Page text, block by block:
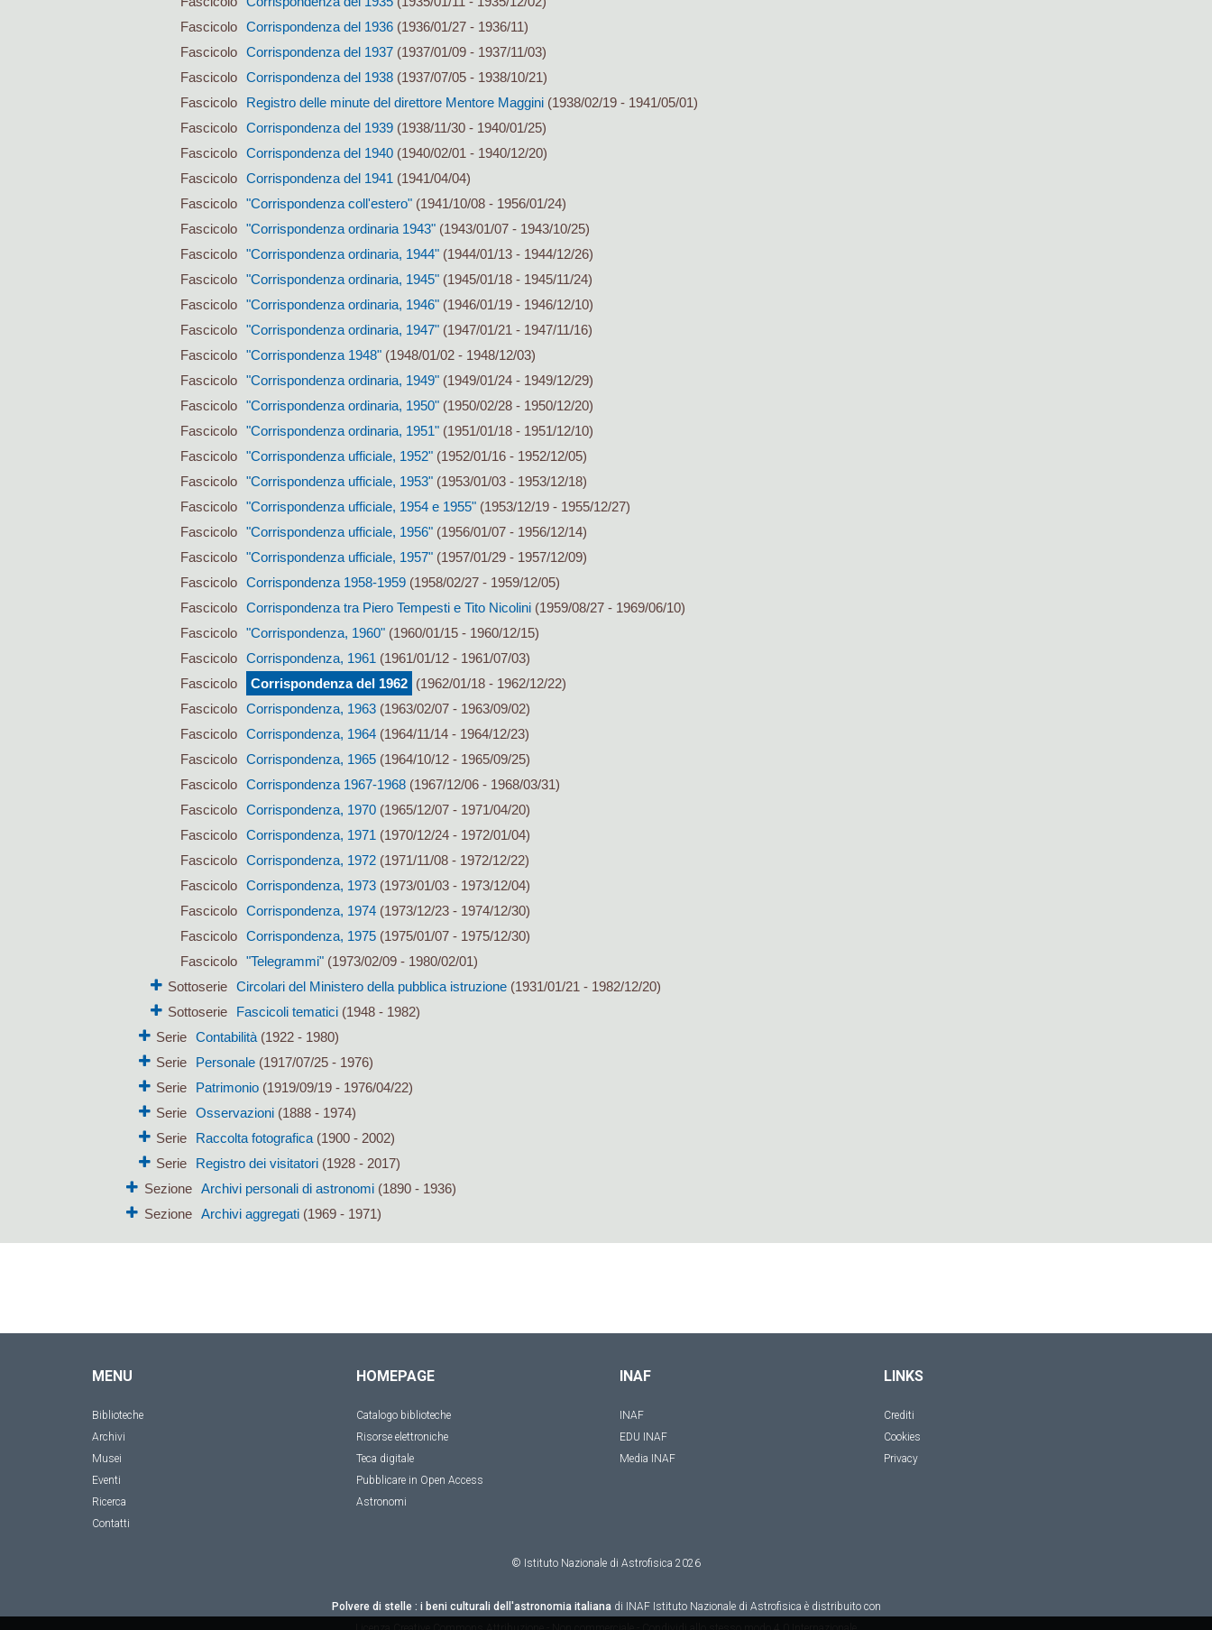
Fascicolo
Corrispondenza del 1936(1936/01/27 - 1936/11)
Fascicolo
Corrispondenza del 1937(1937/01/09 - 1937/11/03)
Fascicolo
Corrispondenza del 1938(1937/07/05 - 1938/10/21)
Fascicolo
Registro delle minute del direttore Mentore Maggini(1938/02/19 - 1941/05/01)
Fascicolo
Corrispondenza del 1939(1938/11/30 - 1940/01/25)
Fascicolo
Corrispondenza del 1940(1940/02/01 - 1940/12/20)
Fascicolo
Corrispondenza del 1941 (1941/04/04)
Fascicolo
"Corrispondenza coll'estero"(1941/10/08 - 1956/01/24)
Fascicolo
"Corrispondenza ordinaria 1943"(1943/01/07 - 1943/10/25)
Fascicolo
"Corrispondenza ordinaria, 1944"(1944/01/13 - 1944/12/26)
Fascicolo
"Corrispondenza ordinaria, 1945"(1945/01/18 - 1945/11/24)
Fascicolo
"Corrispondenza ordinaria, 1946"(1946/01/19 - 1946/12/10)
Fascicolo
"Corrispondenza ordinaria, 1947"(1947/01/21 - 1947/11/16)
Fascicolo
"Corrispondenza 1948"(1948/01/02 - 1948/12/03)
Fascicolo
"Corrispondenza ordinaria, 1949"(1949/01/24 - 1949/12/29)
Fascicolo
"Corrispondenza ordinaria, 1950"(1950/02/28 - 1950/12/20)
Fascicolo
"Corrispondenza ordinaria, 1951"(1951/01/18 - 1951/12/10)
Fascicolo
"Corrispondenza ufficiale, 1952"(1952/01/16 - 1952/12/05)
Fascicolo
"Corrispondenza ufficiale, 1953"(1953/01/03 - 1953/12/18)
Fascicolo
"Corrispondenza ufficiale, 1954 e 1955"(1953/12/19 - 1955/12/27)
Fascicolo
"Corrispondenza ufficiale, 1956"(1956/01/07 - 1956/12/14)
Fascicolo
"Corrispondenza ufficiale, 1957"(1957/01/29 - 1957/12/09)
Fascicolo
Corrispondenza 1958-1959(1958/02/27 - 1959/12/05)
Fascicolo
Corrispondenza tra Piero Tempesti e Tito Nicolini(1959/08/27 - 1969/06/10)
Fascicolo
"Corrispondenza, 1960"(1960/01/15 - 1960/12/15)
Fascicolo
Corrispondenza, 1961 (1961/01/12 - 1961/07/03)
Fascicolo
Corrispondenza del 1962
(1962/01/18 - 1962/12/22)
Fascicolo
Corrispondenza, 1963(1963/02/07 - 1963/09/02)
Fascicolo
Corrispondenza, 1964(1964/11/14 - 1964/12/23)
Fascicolo
Corrispondenza, 1965(1964/10/12 - 1965/09/25)
Fascicolo
Corrispondenza 1967-1968(1967/12/06 - 1968/03/31)
Fascicolo
Corrispondenza, 1970(1965/12/07 - 1971/04/20)
Fascicolo
Corrispondenza, 1971 (1970/12/24 - 1972/01/04)
Fascicolo
Corrispondenza, 1972(1971/11/08 - 1972/12/22)
Fascicolo
Corrispondenza, 1973(1973/01/03 - 1973/12/04)
Fascicolo
Corrispondenza, 1974(1973/12/23 - 1974/12/30)
Fascicolo
Corrispondenza, 1975(1975/01/07 - 1975/12/30)
Fascicolo
"Telegrammi"(1973/02/09 - 1980/02/01)
Sottoserie
Circolari del Ministero della pubblica istruzione (1931/01/21 - 1982/12/20)
Sottoserie
Fascicoli tematici (1948 - 1982)
Serie Contabilità(1922 - 1980)
Serie
Personale(1917/07/25 - 1976)
Serie
Patrimonio(1919/09/19 - 1976/04/22)
Serie Osservazioni(1888 - 1974)
Serie
Raccolta fotografica(1900 - 2002)
Serie
Registro dei visitatori(1928 - 2017)
Sezione
Archivi personali di astronomi(1890 - 1936)
Sezione
Archivi aggregati(1969 - 1971)
MENU
Biblioteche
Archivi
Musei
Eventi
Ricerca
Contatti
HOMEPAGE
Catalogo biblioteche
Risorse elettroniche
Teca digitale
Pubblicare in Open Access
Astronomi
INAF
INAF
EDU INAF
Media INAF
LINKS
Crediti
Cookies
Privacy
© Istituto Nazionale di Astrofisica 2026
Polvere di stelle : i beni culturali dell'astronomia italianadi INAF Istituto Nazionale di Astrofisica è distribuito con